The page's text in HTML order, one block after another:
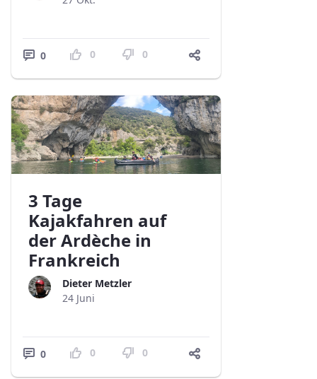
0 0 0
3 Tage
Kajakfahren auf
der Ardèche in
Frankreich
Dieter Metzler
24 Juni
0 0 0